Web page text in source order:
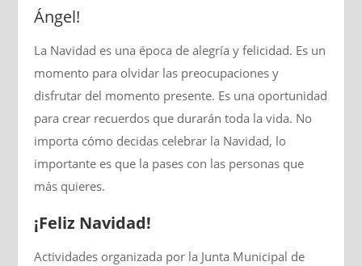
Ángel!
La Navidad es una época de alegría y felicidad. Es un
momento para olvidar las preocupaciones y
disfrutar del momento presente. Es una oportunidad
para crear recuerdos que durarán toda la vida. No
importa cómo decidas celebrar la Navidad, lo
importante es que la pases con las personas que
más quieres.
¡Feliz Navidad!
Actividades organizada por la Junta Municipal de